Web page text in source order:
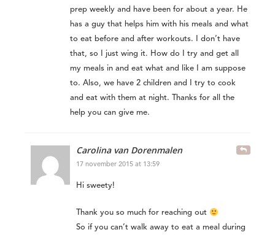
prep weekly and have been for about a year. He
has a guy that helps him with his meals and what
to eat before and after workouts. I don’t have
that, so I just wing it. How do I try and get all
my meals in and eat what and like I am suppose
to. Also, we have 2 children and I try to cook
and eat with them at night. Thanks for all the
help you can give me.
Carolina van Dorenmalen
17 november 2015 at 13:59
Hi sweety!
Thank you so much for reaching out
So if you can’t walk away to eat a meal during